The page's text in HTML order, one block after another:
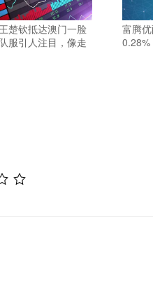
楚钦抵达澳门一脸
服引人注目，像走
富腾
0.28%